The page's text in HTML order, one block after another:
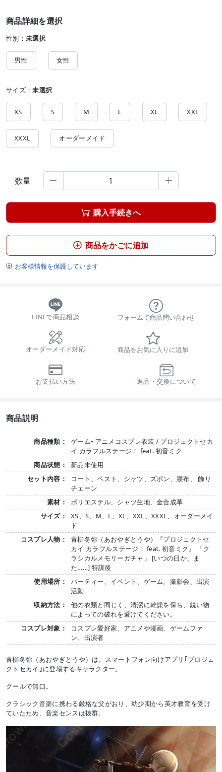
商品詳細を選択
性別： 未選択
男性 女性
サイズ：未選択
XS S M L XL XXL
XXXL オーダーメイド
数量  
 購入手続きへ
 商品をかごに追加
 お客様情報を保護しています
LINEで商品相談 フォームで商品問い合わせ
オーダーメイド対応 商品をお気に入りに追加
お支払い方法 返品・交換について
商品説明
商品種類：
ゲーム• アニメコスプレ衣装 / プロジェクトセカ
イ カラフルステージ！ feat. 初音ミク
商品状態：
新品未使用
セット内容：
コート、ベスト、シャツ、ズボン、腰布、 飾り
チェーン
素材：
ポリエステル、シャツ生地、金合成革
サイズ：
XS、S、M、L、XL、XXL、XXXL、オーダーメイ
ド
コスプレ人物：
青柳冬弥（あおやぎとうや）『プロジェクトセ
カイ カラフルステージ！ feat. 初音ミク』 「ク
ラシカルメモリーガチャ」 [いつの日か、ま
た……] 特訓後
使用場所：
パーティー、イベント、ゲーム、撮影会、出演
活動
収納方法：
他の衣類と同じく、清潔に乾燥を保ち、鋭い物
によっての破れを避けてください。
コスプレ対象：
コスプレ愛好家、アニメや漫画、ゲームファ
ン、出演者
青柳冬弥（あおやぎとうや）は、スマートフォン向けアプリ｢プロジェ
クトセカイ｣に登場するキャラクター。
クールで無口。
クラシック音楽に携わる厳格な父がおり、幼少期から英才教育を受け
ていたため、音楽センスは抜群。